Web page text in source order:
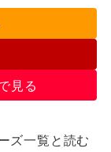
見る
ズ一覧と読む